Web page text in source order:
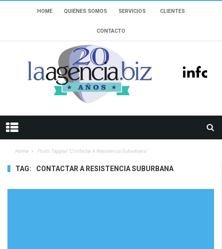
HOME QUIÉNES SOMOS SERVICIOS CLIENTES
CONTACTO
Home Posts Tagged "contactar A Resistencia Suburbana"
TAG: CONTACTAR A RESISTENCIA SUBURBANA